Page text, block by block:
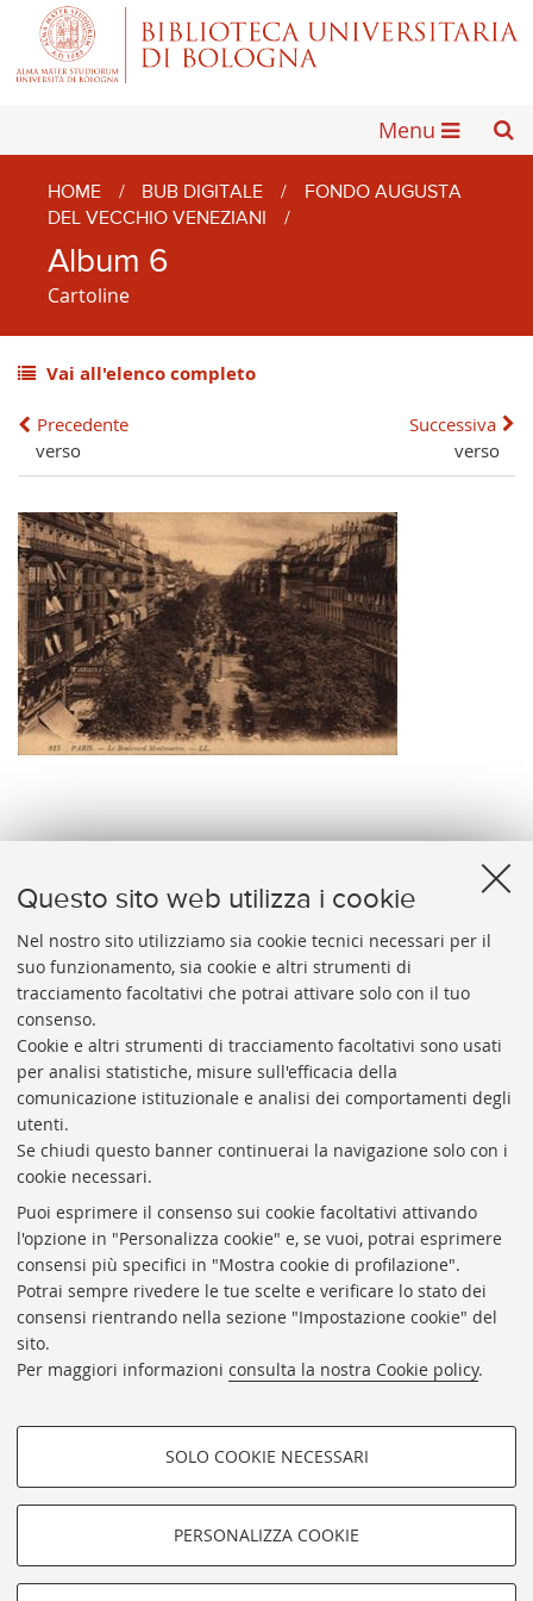
Questo sito web utilizza i cookie
Nel nostro sito utilizziamo sia cookie tecnici necessari per il
suo funzionamento, sia cookie e altri strumenti di
tracciamento facoltativi che potrai attivare solo con il tuo
consenso.
Cookie e altri strumenti di tracciamento facoltativi sono usati
per analisi statistiche, misure sull'efficacia della
comunicazione istituzionale e analisi dei comportamenti degli
utenti.
Se chiudi questo banner continuerai la navigazione solo con i
cookie necessari.
Puoi esprimere il consenso sui cookie facoltativi attivando
l'opzione in "Personalizza cookie" e, se vuoi, potrai esprimere
consensi più specifici in "Mostra cookie di profilazione".
Potrai sempre rivedere le tue scelte e verificare lo stato dei
consensi rientrando nella sezione "Impostazione cookie" del
sito.
Per maggiori informazioni consulta la nostra Cookie policy.
COOKIE DI PROFILAZIONE -
FACOLTATIVI
navigazione degli utenti, creare profili in base al loro comportamento
SOLO COOKIE NECESSARI
PERSONALIZZA COOKIE
Menu
HOME / BUB DIGITALE /
FONDO AUGUSTA
DEL VECCHIO VENEZIANI
/
Album 6
Cartoline
Vai all'elenco completo
Precedente
verso
Successiva
verso
UNIVERSITARIA
Presidente: prof. Francesco Citti
Coordinatrice gestionale: Maria Pia Torricelli
Responsabile Amministrativo: Luigia Di Pumpo
Via Zamboni, 33/35 - 40126 Bologna (BO)
Tel. +39 051 2088306 - Fax +39 051 2088385
bub.info@unibo.it
bub.biblioteca@pec.unibo.it
Dove siamo
Orario dei servizi
Helpdesk
Rubrica di Ateneo
Privacy e note legali